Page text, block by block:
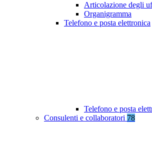
Articolazione degli
Organigramma
Telefono e posta elettronica
Telefono e posta
Consulenti e collaboratori 78